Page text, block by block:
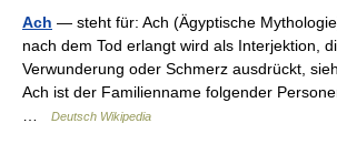
Ach — steht für: Ach (Ägyptische
nach dem Tod erlangt wird als Interjektion,
Verwunderung oder Schmerz ausdrückt,
Ach ist der Familienname folgender
Deutsch Wikipedia